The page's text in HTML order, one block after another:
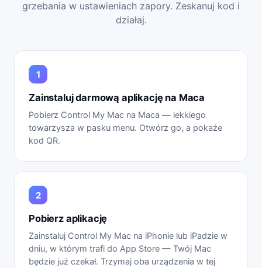
grzebania w ustawieniach zapory. Zeskanuj kod i
działaj.
Zainstaluj darmową aplikację na Maca
Pobierz Control My Mac na Maca — lekkiego
towarzysza w pasku menu. Otwórz go, a pokaże
kod QR.
Pobierz aplikację
Zainstaluj Control My Mac na iPhonie lub iPadzie w
dniu, w którym trafi do App Store — Twój Mac
będzie już czekał. Trzymaj oba urządzenia w tej